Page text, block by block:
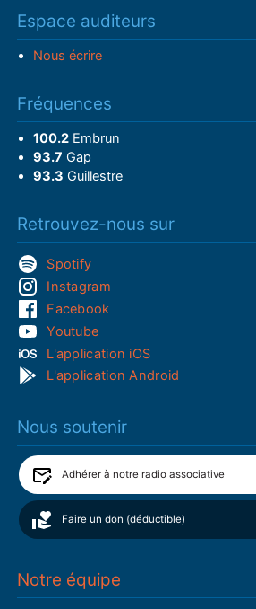
Espace auditeurs
Nous écrire
Fréquences
100.2Embrun
93.7 Gap
93.3 Guillestre
Retrouvez-nous sur
Spotify
Instagram
Facebook
Youtube
L'application iOS
L'application Android
Nous soutenir
Adhérer à notre radio associative
Faire un don (déductible)
Notre équipe